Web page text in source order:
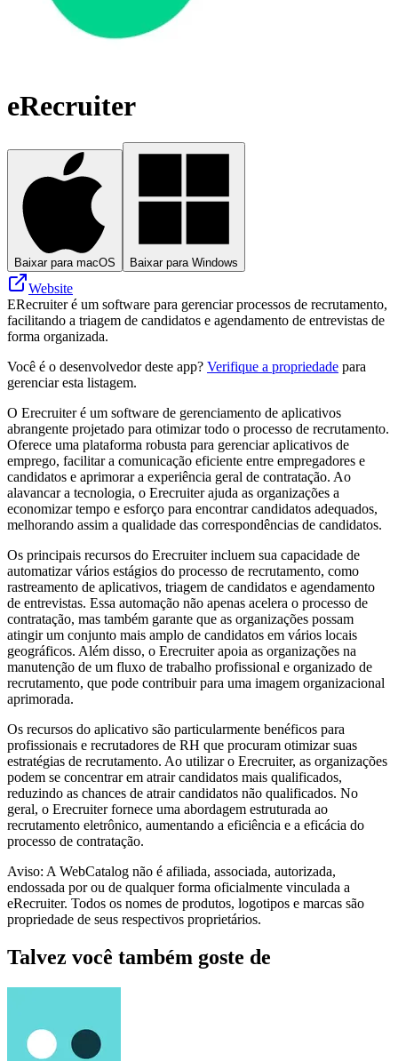
eRecruiter
Baixar para macOS Baixar para Windows
Website
ERecruiter é um software para gerenciar processos de recrutamento,
facilitando a triagem de candidatos e agendamento de entrevistas de
forma organizada.
Você é o desenvolvedor deste app? Verifique a propriedade para
gerenciar esta listagem.
O Erecruiter é um software de gerenciamento de aplicativos
abrangente projetado para otimizar todo o processo de recrutamento.
Oferece uma plataforma robusta para gerenciar aplicativos de
emprego, facilitar a comunicação eficiente entre empregadores e
candidatos e aprimorar a experiência geral de contratação. Ao
alavancar a tecnologia, o Erecruiter ajuda as organizações a
economizar tempo e esforço para encontrar candidatos adequados,
melhorando assim a qualidade das correspondências de candidatos.
Os principais recursos do Erecruiter incluem sua capacidade de
automatizar vários estágios do processo de recrutamento, como
rastreamento de aplicativos, triagem de candidatos e agendamento
de entrevistas. Essa automação não apenas acelera o processo de
contratação, mas também garante que as organizações possam
atingir um conjunto mais amplo de candidatos em vários locais
geográficos. Além disso, o Erecruiter apoia as organizações na
manutenção de um fluxo de trabalho profissional e organizado de
recrutamento, que pode contribuir para uma imagem organizacional
aprimorada.
Os recursos do aplicativo são particularmente benéficos para
profissionais e recrutadores de RH que procuram otimizar suas
estratégias de recrutamento. Ao utilizar o Erecruiter, as organizações
podem se concentrar em atrair candidatos mais qualificados,
reduzindo as chances de atrair candidatos não qualificados. No
geral, o Erecruiter fornece uma abordagem estruturada ao
recrutamento eletrônico, aumentando a eficiência e a eficácia do
processo de contratação.
Aviso: A WebCatalog não é afiliada, associada, autorizada,
endossada por ou de qualquer forma oficialmente vinculada a
eRecruiter. Todos os nomes de produtos, logotipos e marcas são
propriedade de seus respectivos proprietários.
Talvez você também goste de